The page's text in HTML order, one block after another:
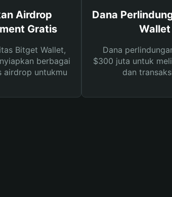
Airdrop
Gratis
Bitget Wallet,
berbagai
airdrop untukmu
Dana
Wallet
Dana
$300 juta untuk
dan